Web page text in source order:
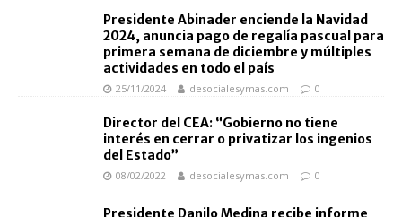
Presidente Abinader enciende la Navidad
2024, anuncia pago de regalía pascual para
primera semana de diciembre y múltiples
actividades en todo el país
25/11/2024 desocialesymas.com 0
Director del CEA: “Gobierno no tiene
interés en cerrar o privatizar los ingenios
del Estado”
08/02/2022 desocialesymas.com 0
Presidente Danilo Medina recibe informe